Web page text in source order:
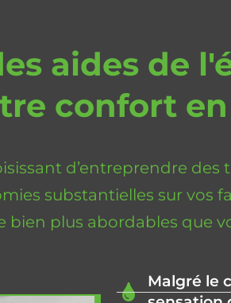
aides de
confort
d’entreprendre
substantielles sur vos
bien plus abordables que
Malgré le